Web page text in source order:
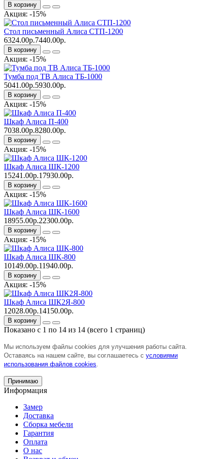
В корзину
Акция: -15%
Стол письменный Алиса СТП-1200
6324.00р.7440.00р.
В корзину
Акция: -15%
Тумба под ТВ Алиса ТБ-1000
5041.00р.5930.00р.
В корзину
Акция: -15%
Шкаф Алиса П-400
7038.00р.8280.00р.
В корзину
Акция: -15%
Шкаф Алиса ШК-1200
15241.00р.17930.00р.
В корзину
Акция: -15%
Шкаф Алиса ШК-1600
18955.00р.22300.00р.
В корзину
Акция: -15%
Шкаф Алиса ШК-800
10149.00р.11940.00р.
В корзину
Акция: -15%
Шкаф Алиса ШК2Я-800
12028.00р.14150.00р.
В корзину
Показано с 1 по 14 из 14 (всего 1 страниц)
Мы используем файлы cookies для улучшения работы сайта.
Оставаясь на нашем сайте, вы соглашаетесь с условиями
использования файлов cookies
Принимаю
Информация
Замер
Доставка
Сборка мебели
Гарантия
Оплата
О нас